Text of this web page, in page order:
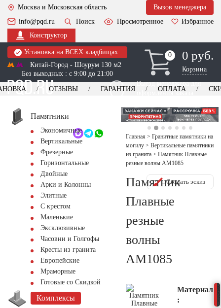
Москва и Московская область
Вызов менеджера
info@pqd.ru
Поиск Просмотренное
Избранное
Конструктор
Установка на ВСЕХ кладбищах
Китай-Город - Шоурум 130 м2
Без выходных : с 9:00 до 21:00
0
0 0 руб.
Корзина
Выезд менеджера для
оформления заказа
+7 (495) 518-44-23
Обратный звонок
ОТЗЫВЫ ГАРАНТИЯ ОПЛАТА
Памятники
Экономичные
Вертикальные
Фрезерные
Горизонтальные
Двойные
Арки и Колонны
Элитные
С крестом
Маленькие
Эксклюзивные
Часовни и Голгофы
Кресты из гранита
Европейские
Мраморные
Готовые со Скидкой
Комплексы
Главная > Гранитные памятники на
могилу > Вертикальные памятники
из гранита > Памятник Плавные
резные волны AM1085
Памятник
Плавные
резные
волны
AM1085
Создать эскиз
Материал
: